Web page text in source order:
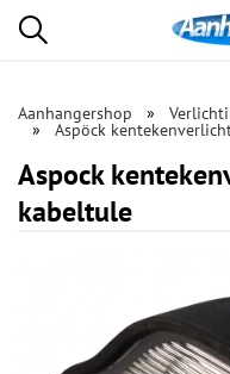
Aanhangershop
Aspöck
Aspock
kabeltule